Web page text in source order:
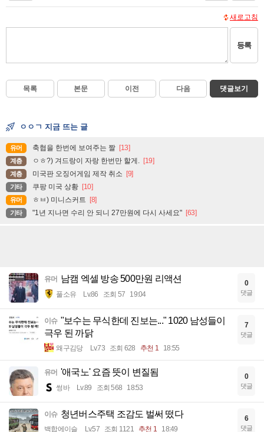
새로고침
등록
목록 본문 이전 다음 댓글보기
ㅇㅇㄱ 지금 뜨는 글
유머 축협을 한번에 보여주는 짤 [13]
계층 ㅇㅎ?) 겨드랑이 자랑 한번만 할게. [19]
계층 미국판 오징어게임 제작 취소 [9]
기타 쿠팡 미국 상황 [10]
유머 ㅎㅂ) 미니스커트 [8]
기타 "1년 지나면 수리 안 되니 27만원에 다시 사세요" [63]
유머 남캠 엑셀 방송 500만원 리액션
풀소유 Lv.86 조회 57 19:04
0
댓글
이슈 "보수는 무식한데 진보는..." 1020 남성들이
극우 된 까닭
왜구김당 Lv.73 조회 628 추천 1 18:55
7
댓글
유머 '애국노' 요즘 뜻이 변질됨
썽바 Lv.89 조회 568 18:53
0
댓글
이슈 청년버스주택 조감도 벌써 떴다
백합에이슬 Lv.57 조회 1121 추천 1 18:49
6
댓글